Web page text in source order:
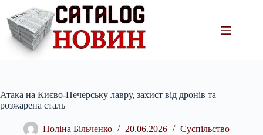
вмісту
Атака на Києво-Печерську лавру, захист від дронів та
розжарена сталь
Поліна Більченко 20.06.2026 Суспільство